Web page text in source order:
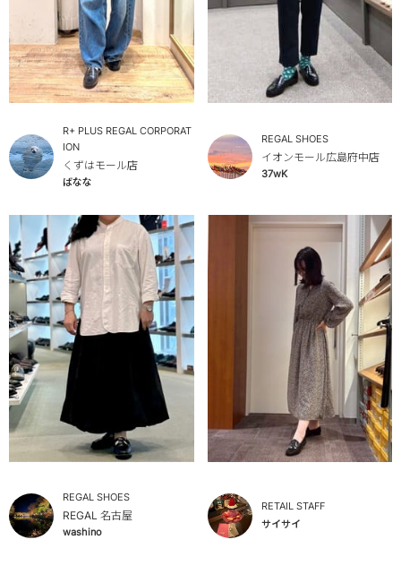
R+ PLUS REGAL CORPORAT
ION
くずはモール店
ばなな
REGAL SHOES
イオンモール広島府中店
37wK
REGAL SHOES
REGAL 名古屋
washino
RETAIL STAFF
サイサイ